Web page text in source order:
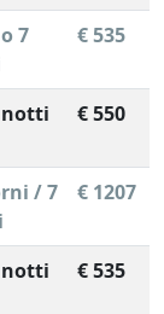
7
€ 535
notti € 550
/ 7
€ 1207
notti € 535